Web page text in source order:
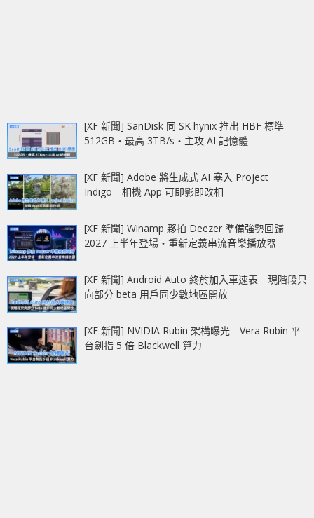
[XF 新聞] SanDisk 同 SK hynix 推出 HBF 標準
512GB‧最高 3TB/s‧主攻 AI 記憶體
[XF 新聞] Adobe 將生成式 AI 塞入 Project
Indigo 相機 App 可即影即改相
[XF 新聞] Winamp 夥拍 Deezer 準備強勢回歸
2027 上半年登場‧重新定義串流音樂播放器
[XF 新聞] Android Auto 終於加入車速表 現階段只
向部分 beta 用戶同少數地區開放
[XF 新聞] NVIDIA Rubin 架構曝光 Vera Rubin 平
台劍指 5 倍 Blackwell 算力